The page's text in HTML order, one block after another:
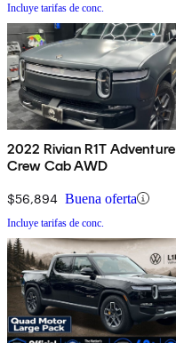
Incluye tarifas de conc.
2022 Rivian R1T Adventure
Crew Cab AWD
$56,894 Buena oferta
Incluye tarifas de conc.